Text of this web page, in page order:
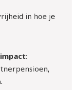
in hoe je
: